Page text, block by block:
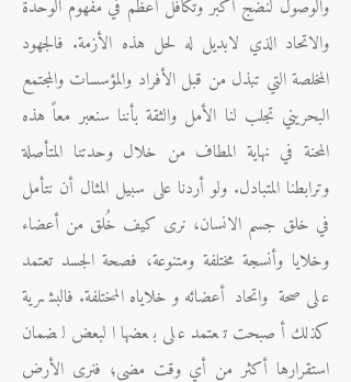
والوصول لنضج أكبر وتكافل أعظم في مفهوم الوحدة
والاتحاد الذي لابديل له لحل هذه الأزمة. فالجهود
المخلصة التي تبذل من قبل الأفراد والمؤسسات والمجتمع
البحريني تجلب لنا الأمل والثقة بأننا سنعبر معاً هذه
المحنة في نهاية المطاف من خلال وحدتنا المتأصلة
وترابطنا المتبادل. ولو أردنا على سبيل المثال أن نتأمل
في خلق جسم الانسان، نرى كيف خُلق من أعضاء
وخلايا وأنسجة مختلفة ومتنوعة، فصحة الجسد تعتمد
على صحة واتحاد أعضائه وخلاياه المختلفة. فالبشرية
كذلك أصبحت تعتمد على بعضها البعض لضمان
استقرارها أكثر من أي وقت مضى؛ فنرى الأرض